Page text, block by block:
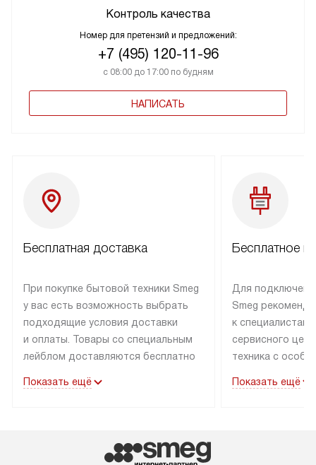
Контроль качества
Номер для претензий и предложений:
+7 (495) 120-11-96
с 08:00 до 17:00 по будням
НАПИСАТЬ
Бесплатная доставка
При покупке бытовой техники Smeg
у вас есть возможность выбрать
подходящие условия доставки
и оплаты. Товары со специальным
лейблом доставляются бесплатно
до подъезда. Доставка за пределы
маркировку «в наличии», может
быть отправлен покупателю
Показать ещё
Бесплатное
Для
Smeg
к специалистам
сервисного
техника с
коммуникациям.
Показать ещё